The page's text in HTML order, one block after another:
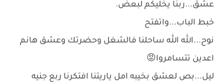
عشق...ربنا يخليكم لبعض.
خبط الباب...واتفتح
نوح...الله الله ساحلنا فالشغل وحضرتك وعشق هانم
اعدين تتسامروا😡
ليل...بص لعشق بخيبه امل ياريتنا افتكرنا ربع جنيه